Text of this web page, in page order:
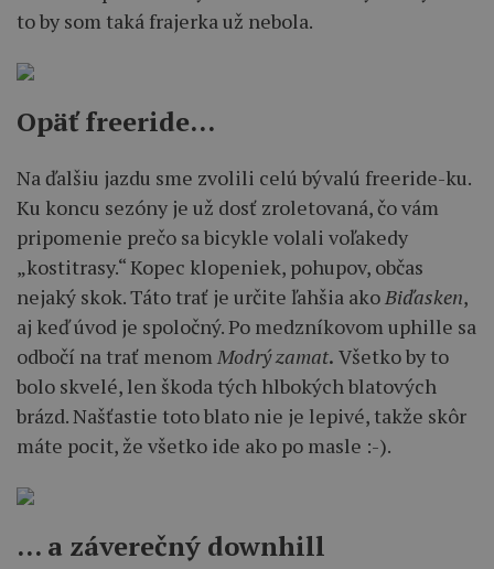
to by som taká frajerka už nebola.
Opäť freeride…
Na ďalšiu jazdu sme zvolili celú bývalú freeride-ku.
Ku koncu sezóny je už dosť zroletovaná, čo vám
pripomenie prečo sa bicykle volali voľakedy
„kostitrasy.“ Kopec klopeniek, pohupov, občas
nejaký skok. Táto trať je určite ľahšia akoBiďasken,
aj keď úvod je spoločný. Po medzníkovom uphille sa
odbočí na trať menomModrý zamat. Všetko by to
bolo skvelé, len škoda tých hlbokých blatových
brázd. Našťastie toto blato nie je lepivé, takže skôr
máte pocit, že všetko ide ako po masle :-).
… a záverečný downhill